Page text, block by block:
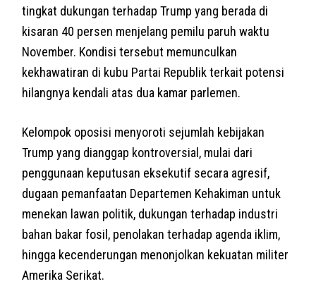
tingkat dukungan terhadap Trump yang berada di
kisaran 40 persen menjelang pemilu paruh waktu
November. Kondisi tersebut memunculkan
kekhawatiran di kubu Partai Republik terkait potensi
hilangnya kendali atas dua kamar parlemen.
Kelompok oposisi menyoroti sejumlah kebijakan
Trump yang dianggap kontroversial, mulai dari
penggunaan keputusan eksekutif secara agresif,
dugaan pemanfaatan Departemen Kehakiman untuk
menekan lawan politik, dukungan terhadap industri
bahan bakar fosil, penolakan terhadap agenda iklim,
hingga kecenderungan menonjolkan kekuatan militer
Amerika Serikat.